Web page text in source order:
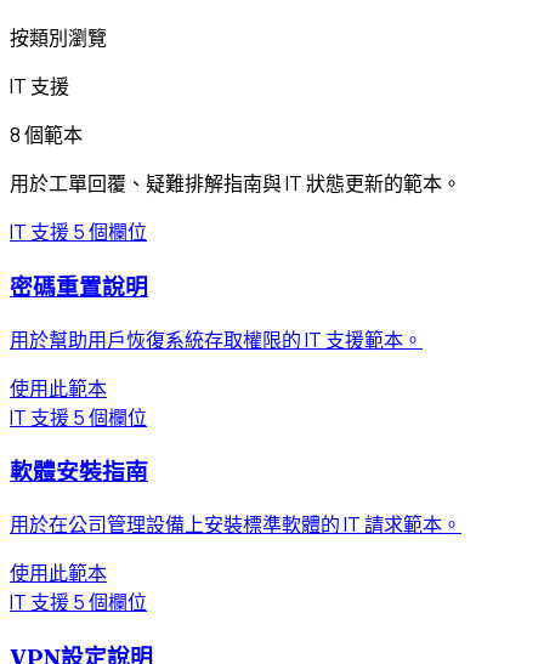
按類別瀏覽
IT 支援
8 個範本
用於工單回覆、疑難排解指南與 IT 狀態更新的範本。
IT 支援5 個欄位
密碼重置說明
用於幫助用戶恢復系統存取權限的 IT 支援範本。
使用此範本
IT 支援5 個欄位
軟體安裝指南
用於在公司管理設備上安裝標準軟體的 IT 請求範本。
使用此範本
IT 支援5 個欄位
VPN設定說明